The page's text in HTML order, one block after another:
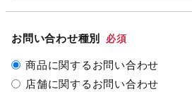
お問い合わせ種別 必須
商品に関するお問い合わせ
店舗に関するお問い合わせ